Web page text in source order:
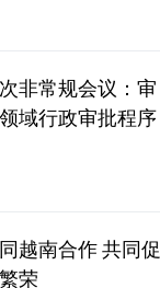
非常规会议：审
域行政审批程序
越南合作 共同促
荣